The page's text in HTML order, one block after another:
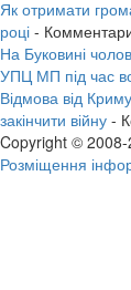
Як отримати
році -
На Буковині
УПЦ МП під час
Відмова від
закінчити війну -
Copyright © 2008-
Розміщення